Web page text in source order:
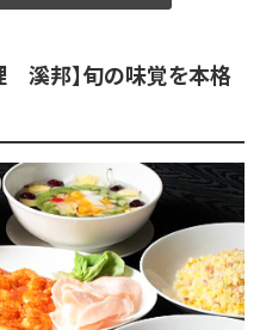
溪邦】旬の味覚を本格